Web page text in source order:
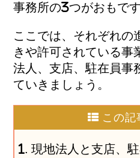
事務所の3つがおもです
ここでは、それぞれの
きや許可されている事
法人、支店、駐在員事
ていきましょう。
この記
現地法人と支店、